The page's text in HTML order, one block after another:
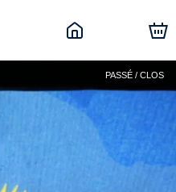
PASSÉ / CLOS